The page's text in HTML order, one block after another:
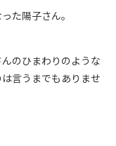
た陽子さん。
のひまわりのような
言うまでもありませ